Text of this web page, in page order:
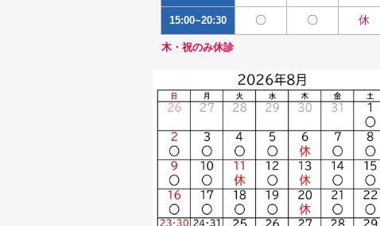
15:00~20:30 〇 〇 休
木・祝のみ休診